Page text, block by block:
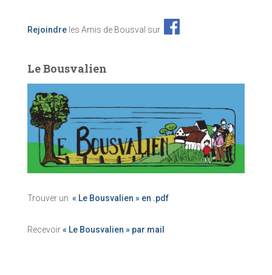
Rejoindre les Amis de Bousval sur
Le Bousvalien
Trouver un « Le Bousvalien » en .pdf
Recevoir« Le Bousvalien » par mail